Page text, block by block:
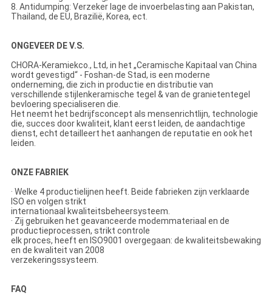
8. Antidumping: Verzeker lage de invoerbelasting aan Pakistan,
Thailand, de EU, Brazilië, Korea, ect.
ONGEVEER DE V.S.
CHORA-Keramiekco., Ltd, in het „Ceramische Kapitaal van China
wordt gevestigd“ - Foshan-de Stad, is een moderne
onderneming, die zich in productie en distributie van
verschillende stijlenkeramische tegel & van de granietentegel
bevloering specialiseren die.
Het neemt het bedrijfsconcept als mensenrichtlijn, technologie
die, succes door kwaliteit, klant eerst leiden, de aandachtige
dienst, echt detailleert het aanhangen de reputatie en ook het
leiden.
ONZE FABRIEK
· Welke 4 productielijnen heeft. Beide fabrieken zijn verklaarde
ISO en volgen strikt
internationaal kwaliteitsbeheersysteem.
· Zij gebruiken het geavanceerde modemmateriaal en de
productieprocessen, strikt controle
elk proces, heeft en ISO9001 overgegaan: de kwaliteitsbewaking
en de kwaliteit van 2008
verzekeringssysteem.
FAQ